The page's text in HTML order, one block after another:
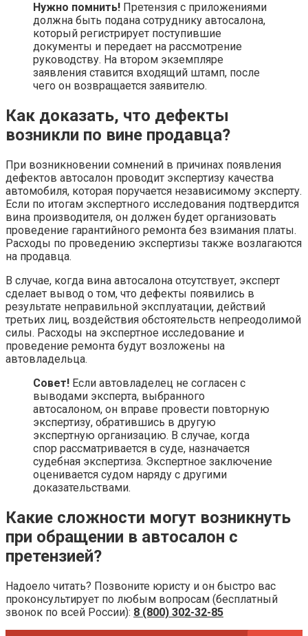
Нужно помнить! Претензия с приложениями
должна быть подана сотруднику автосалона,
который регистрирует поступившие
документы и передает на рассмотрение
руководству. На втором экземпляре
заявления ставится входящий штамп, после
чего он возвращается заявителю.
Как доказать, что дефекты
возникли по вине продавца?
При возникновении сомнений в причинах появления
дефектов автосалон проводит экспертизу качества
автомобиля, которая поручается независимому эксперту.
Если по итогам экспертного исследования подтвердится
вина производителя, он должен будет организовать
проведение гарантийного ремонта без взимания платы.
Расходы по проведению экспертизы также возлагаются
на продавца.
В случае, когда вина автосалона отсутствует, эксперт
сделает вывод о том, что дефекты появились в
результате неправильной эксплуатации, действий
третьих лиц, воздействия обстоятельств непреодолимой
силы. Расходы на экспертное исследование и
проведение ремонта будут возложены на
автовладельца.
Совет! Если автовладелец не согласен с
выводами эксперта, выбранного
автосалоном, он вправе провести повторную
экспертизу, обратившись в другую
экспертную организацию. В случае, когда
спор рассматривается в суде, назначается
судебная экспертиза. Экспертное заключение
оценивается судом наряду с другими
доказательствами.
Какие сложности могут возникнуть
при обращении в автосалон с
претензией?
Надоело читать? Позвоните юристу и он быстро вас
проконсультирует по любым вопросам (бесплатный
звонок по всей России): 8 (800) 302-32-85